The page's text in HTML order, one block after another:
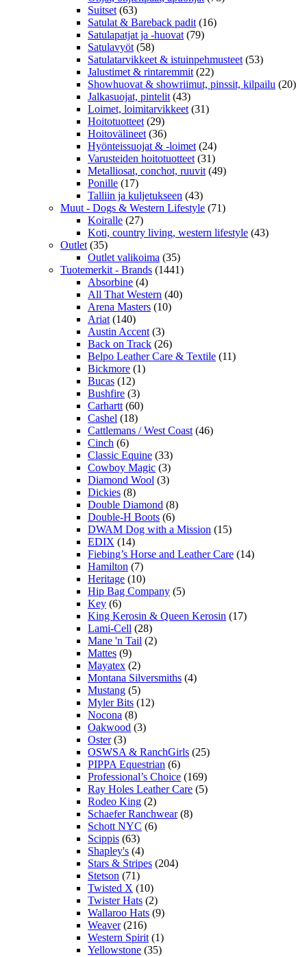
Suitset (63)
Satulat & Bareback padit (16)
Satulapatjat ja -huovat (79)
Satulavyöt (58)
Satulatarvikkeet & istuinpehmusteet (53)
Jalustimet & rintaremmit (22)
Showhuovat & showriimut, pinssit, kilpailu (20)
Jalkasuojat, pintelit (43)
Loimet, loimitarvikkeet (31)
Hoitotuotteet (29)
Hoitovälineet (36)
Hyönteissuojat & -loimet (24)
Varusteiden hoitotuotteet (31)
Metalliosat, conchot, ruuvit (49)
Ponille (17)
Talliin ja kuljetukseen (43)
Muut - Dogs & Western Lifestyle (71)
Koiralle (27)
Koti, country living, western lifestyle (43)
Outlet (35)
Outlet valikoima (35)
Tuotemerkit - Brands (1441)
Absorbine (4)
All That Western (40)
Arena Masters (10)
Ariat (140)
Austin Accent (3)
Back on Track (26)
Belpo Leather Care & Textile (11)
Bickmore (1)
Bucas (12)
Bushfire (3)
Carhartt (60)
Cashel (18)
Cattlemans / West Coast (46)
Cinch (6)
Classic Equine (33)
Cowboy Magic (3)
Diamond Wool (3)
Dickies (8)
Double Diamond (8)
Double-H Boots (6)
DWAM Dog with a Mission (15)
EDIX (14)
Fiebing’s Horse and Leather Care (14)
Hamilton (7)
Heritage (10)
Hip Bag Company (5)
Key (6)
King Kerosin & Queen Kerosin (17)
Lami-Cell (28)
Mane 'n Tail (2)
Mattes (9)
Mayatex (2)
Montana Silversmiths (4)
Mustang (5)
Myler Bits (12)
Nocona (8)
Oakwood (3)
Oster (3)
OSWSA & RanchGirls (25)
PIPPA Equestrian (6)
Professional’s Choice (169)
Ray Holes Leather Care (5)
Rodeo King (2)
Schaefer Ranchwear (8)
Schott NYC (6)
Scippis (63)
Shapley's (4)
Stars & Stripes (204)
Stetson (71)
Twisted X (10)
Twister Hats (2)
Wallaroo Hats (9)
Weaver (216)
Western Spirit (1)
Yellowstone (35)